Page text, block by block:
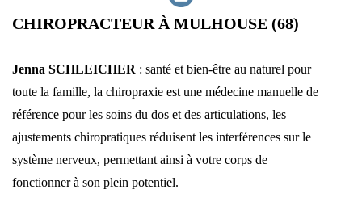
CHIROPRACTEUR À MULHOUSE (68)
Jenna SCHLEICHER : santé et bien-être au naturel pour
toute la famille, la chiropraxie est une médecine manuelle de
référence pour les soins du dos et des articulations, les
ajustements chiropratiques réduisent les interférences sur le
système nerveux, permettant ainsi à votre corps de
fonctionner à son plein potentiel.